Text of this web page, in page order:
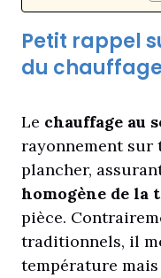
Petit rappel
du
Le chauffage au
rayonnement sur
plancher,
homogène de la
pièce.
traditionnels, il
température